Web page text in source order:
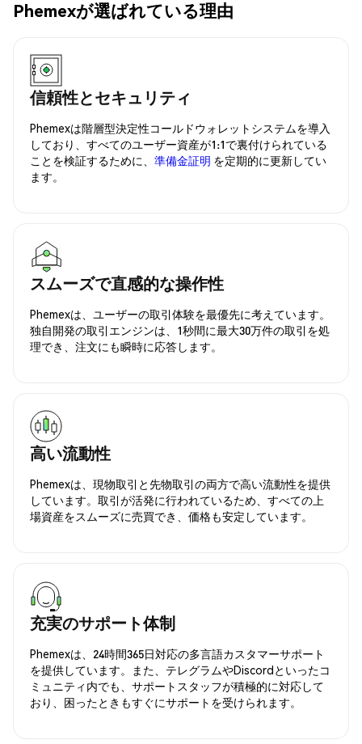
Phemexが選ばれている理由
信頼性とセキュリティ
Phemexは階層型決定性コールドウォレットシステムを導入
しており、すべてのユーザー資産が1:1で裏付けられている
ことを検証するために、 準備金証明 を定期的に更新してい
ます。
スムーズで直感的な操作性
Phemexは、ユーザーの取引体験を最優先に考えています。
独自開発の取引エンジンは、1秒間に最大30万件の取引を処
理でき、注文にも瞬時に応答します。
高い流動性
Phemexは、現物取引と先物取引の両方で高い流動性を提供
しています。取引が活発に行われているため、すべての上
場資産をスムーズに売買でき、価格も安定しています。
充実のサポート体制
Phemexは、24時間365日対応の多言語カスタマーサポート
を提供しています。また、テレグラムやDiscordといったコ
ミュニティ内でも、サポートスタッフが積極的に対応して
おり、困ったときもすぐにサポートを受けられます。